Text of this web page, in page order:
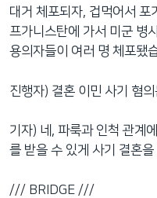
대거 체포되자, 겁먹어서 포
프가니스탄에 가서 미군 병
용의자들이 여러 명 체포됐
진행자) 결혼 이민 사기 혐
기자) 네, 파룩과 인척 관계
를 받을 수 있게 사기 결혼
/// BRIDGE ///